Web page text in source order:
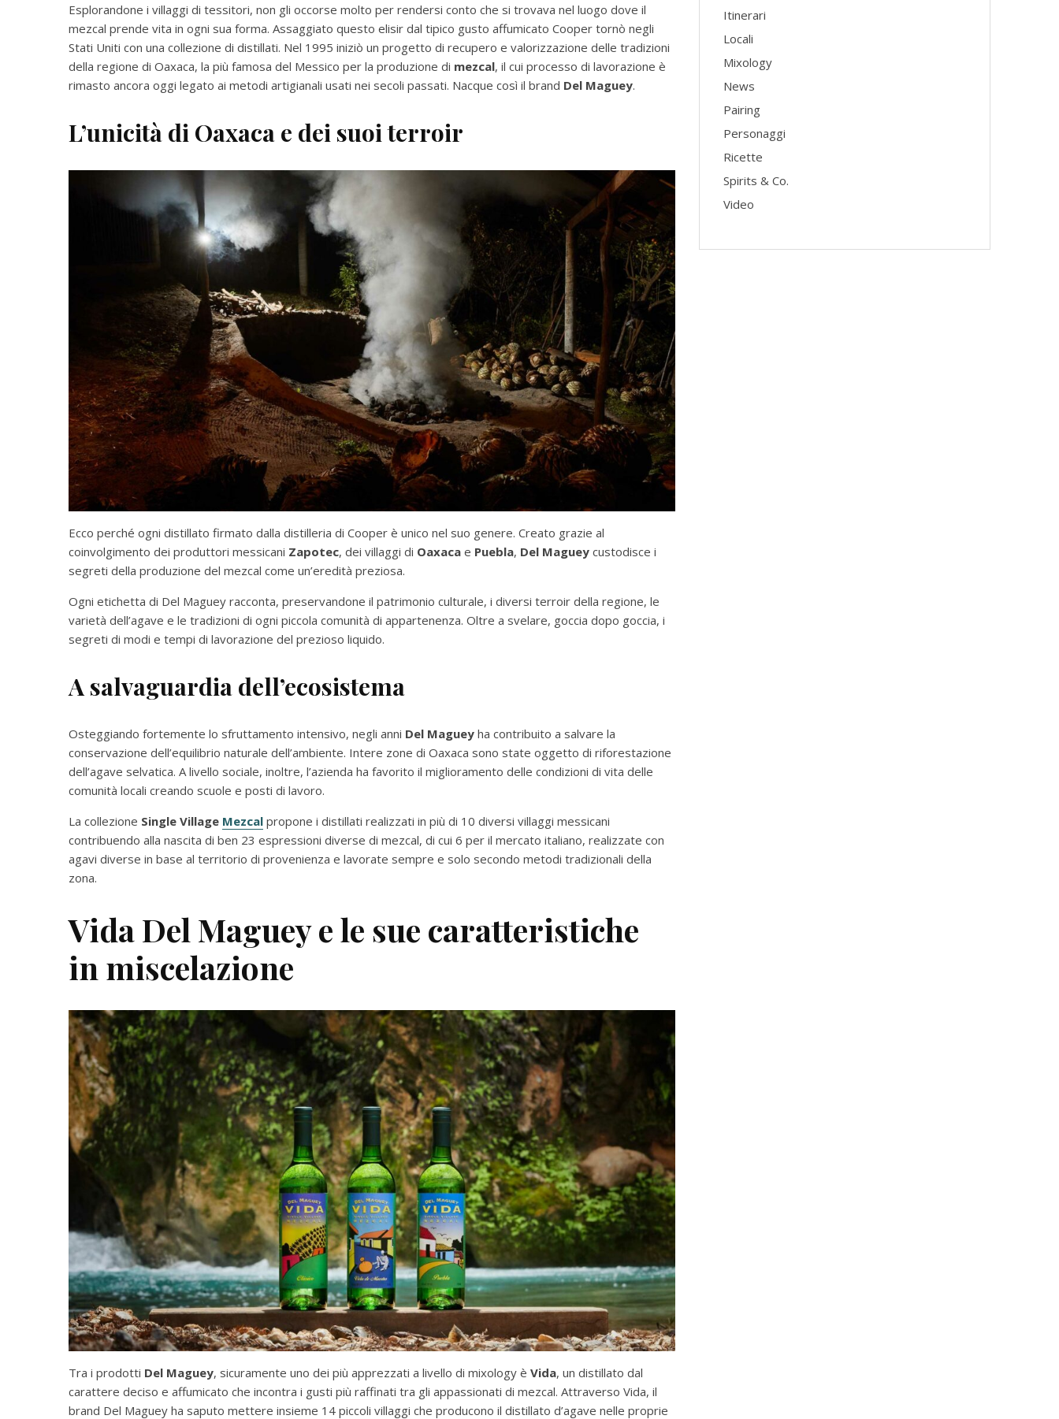
Esplorandone i villaggi di tessitori, non gli occorse molto per rendersi conto che si trovava nel luogo dove il
mezcal prende vita in ogni sua forma. Assaggiato questo elisir dal tipico gusto affumicato Cooper tornò negli
Stati Uniti con una collezione di distillati. Nel 1995 iniziò un progetto di recupero e valorizzazione delle tradizioni
della regione di Oaxaca, la più famosa del Messico per la produzione di mezcal, il cui processo di lavorazione è
rimasto ancora oggi legato ai metodi artigianali usati nei secoli passati. Nacque così il brand Del Maguey.
L’unicità di Oaxaca e dei suoi terroir
Ecco perché ogni distillato firmato dalla distilleria di Cooper è unico nel suo genere. Creato grazie al
coinvolgimento dei produttori messicani Zapotec, dei villaggi di Oaxaca e Puebla, Del Maguey custodisce i
segreti della produzione del mezcal come un’eredità preziosa.
Ogni etichetta di Del Maguey racconta, preservandone il patrimonio culturale, i diversi terroir della regione, le
varietà dell’agave e le tradizioni di ogni piccola comunità di appartenenza. Oltre a svelare, goccia dopo goccia, i
segreti di modi e tempi di lavorazione del prezioso liquido.
A salvaguardia dell’ecosistema
Osteggiando fortemente lo sfruttamento intensivo, negli anni Del Maguey ha contribuito a salvare la
conservazione dell’equilibrio naturale dell’ambiente. Intere zone di Oaxaca sono state oggetto di riforestazione
dell’agave selvatica. A livello sociale, inoltre, l’azienda ha favorito il miglioramento delle condizioni di vita delle
comunità locali creando scuole e posti di lavoro.
La collezione Single Village Mezcal propone i distillati realizzati in più di 10 diversi villaggi messicani
contribuendo alla nascita di ben 23 espressioni diverse di mezcal, di cui 6 per il mercato italiano, realizzate con
agavi diverse in base al territorio di provenienza e lavorate sempre e solo secondo metodi tradizionali della
zona.
Vida Del Maguey e le sue caratteristiche
in miscelazione
Tra i prodotti Del Maguey, sicuramente uno dei più apprezzati a livello di mixology è Vida, un distillato dal
carattere deciso e affumicato che incontra i gusti più raffinati tra gli appassionati di mezcal. Attraverso Vida, il
brand Del Maguey ha saputo mettere insieme 14 piccoli villaggi che producono il distillato d’agave nelle proprie
Itinerari
Locali
Mixology
News
Pairing
Personaggi
Ricette
Spirits & Co.
Video